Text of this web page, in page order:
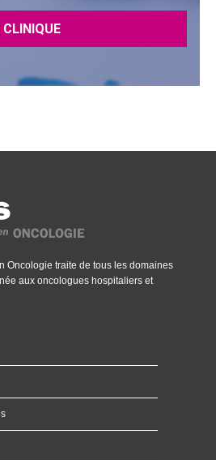
Oncologie traite de tous les domaines
aux oncologues hospitaliers et